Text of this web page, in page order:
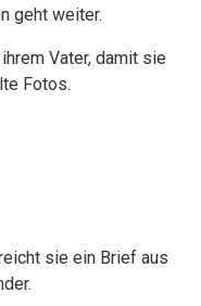
geht weiter.
Vater, damit sie
Fotos.
sie ein Brief aus